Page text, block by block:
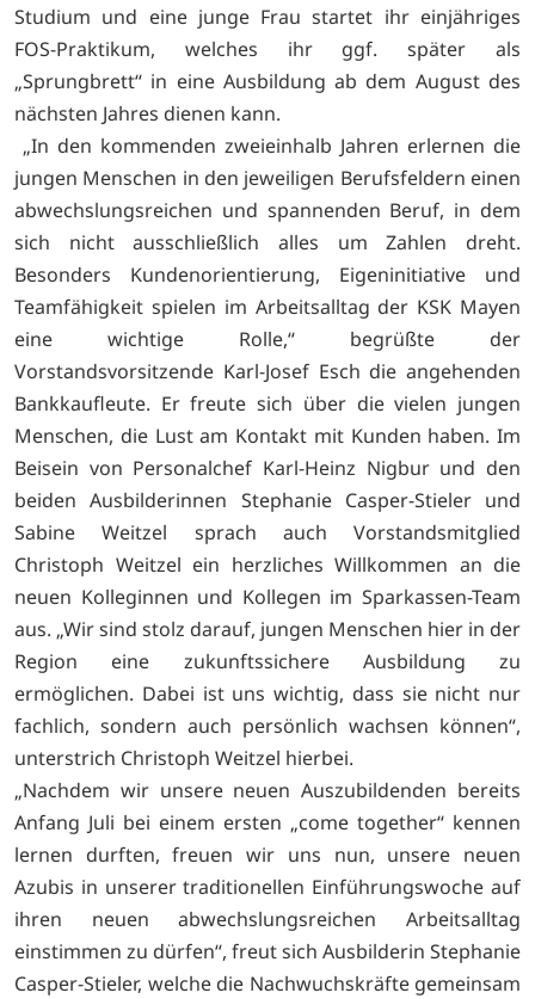
Studium und eine junge Frau startet ihr einjähriges
FOS-Praktikum, welches ihr ggf. später als
„Sprungbrett“ in eine Ausbildung ab dem August des
nächsten Jahres dienen kann.
„In den kommenden zweieinhalb Jahren erlernen die
jungen Menschen in den jeweiligen Berufsfeldern einen
abwechslungsreichen und spannenden Beruf, in dem
sich nicht ausschließlich alles um Zahlen dreht.
Besonders Kundenorientierung, Eigeninitiative und
Teamfähigkeit spielen im Arbeitsalltag der KSK Mayen
eine wichtige Rolle,“ begrüßte der
Vorstandsvorsitzende Karl-Josef Esch die angehenden
Bankkaufleute. Er freute sich über die vielen jungen
Menschen, die Lust am Kontakt mit Kunden haben. Im
Beisein von Personalchef Karl-Heinz Nigbur und den
beiden Ausbilderinnen Stephanie Casper-Stieler und
Sabine Weitzel sprach auch Vorstandsmitglied
Christoph Weitzel ein herzliches Willkommen an die
neuen Kolleginnen und Kollegen im Sparkassen-Team
aus. „Wir sind stolz darauf, jungen Menschen hier in der
Region eine zukunftssichere Ausbildung zu
ermöglichen. Dabei ist uns wichtig, dass sie nicht nur
fachlich, sondern auch persönlich wachsen können“,
unterstrich Christoph Weitzel hierbei.
„Nachdem wir unsere neuen Auszubildenden bereits
Anfang Juli bei einem ersten „come together“ kennen
lernen durften, freuen wir uns nun, unsere neuen
Azubis in unserer traditionellen Einführungswoche auf
ihren neuen abwechslungsreichen Arbeitsalltag
einstimmen zu dürfen“, freut sich Ausbilderin Stephanie
Casper-Stieler, welche die Nachwuchskräfte gemeinsam